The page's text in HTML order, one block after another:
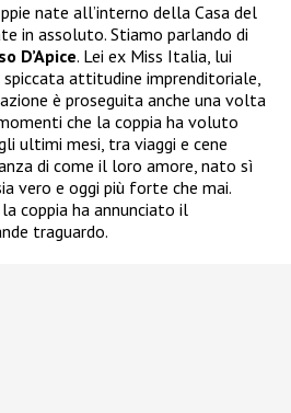
nate all’interno della Casa del
in assoluto. Stiamo parlando di
D’Apice. Lei ex Miss Italia, lui
attitudine imprenditoriale,
è proseguita anche una volta
che la coppia ha voluto
ultimi mesi, tra viaggi e cene
di come il loro amore, nato sì
vero e oggi più forte che mai.
coppia ha annunciato il
traguardo.